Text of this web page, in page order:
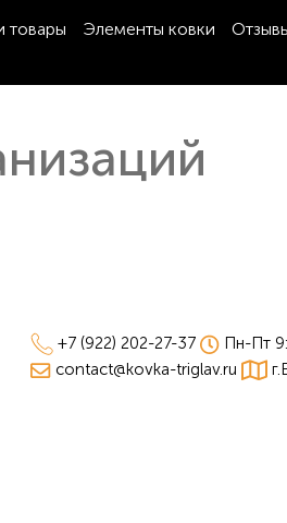
товары Элементы ковки
+7 (922) 202-27-37
Пн-Пт
contact@kovka-triglav.ru